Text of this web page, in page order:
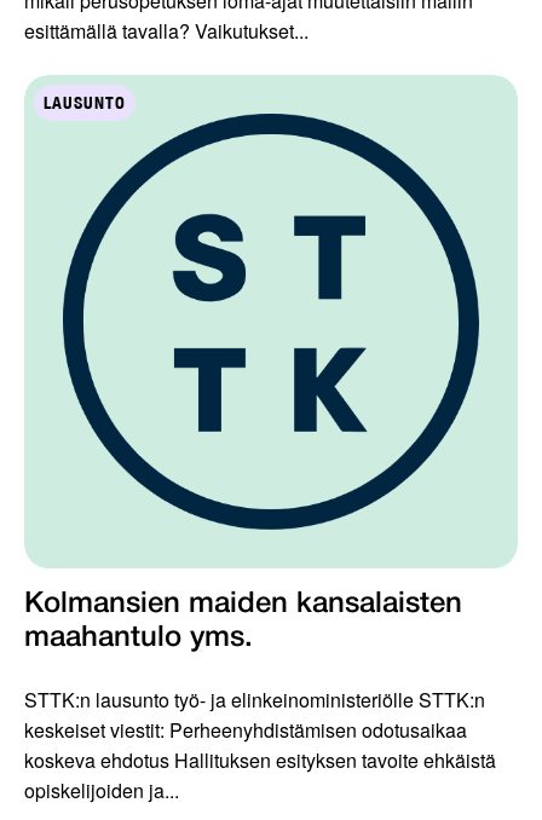
esittämällä tavalla? Vaikutukset...
LAUSUNTO
Kolmansien maiden kansalaisten
maahantulo yms.
STTK:n lausunto työ- ja elinkeinoministeriölle STTK:n
keskeiset viestit: Perheenyhdistämisen odotusaikaa
koskeva ehdotus Hallituksen esityksen tavoite ehkäistä
opiskelijoiden ja...